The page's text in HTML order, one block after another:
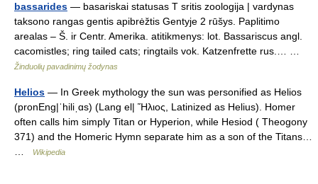
bassarides — basariskai statusas T sritis zoologija | vardynas
taksono rangas gentis apibrėžtis Gentyje 2 rūšys. Paplitimo
arealas – Š. ir Centr. Amerika. atitikmenys: lot. Bassariscus angl.
cacomistles; ring tailed cats; ringtails vok. Katzenfrette rus.… …
Žinduolių pavadinimų žodynas
Helios — In Greek mythology the sun was personified as Helios
(pronEng|ˈhiliˌɑs) (Lang el| Ἥλιος, Latinized as Helius). Homer
often calls him simply Titan or Hyperion, while Hesiod ( Theogony
371) and the Homeric Hymn separate him as a son of the Titans…
Wikipedia